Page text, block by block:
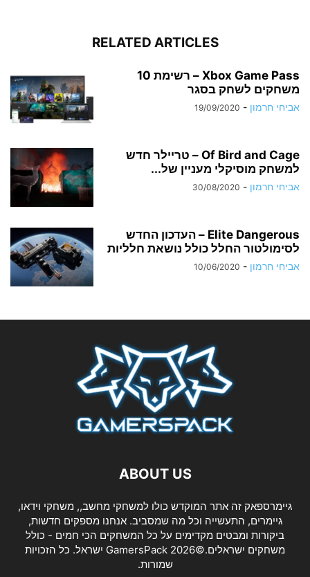
RELATED ARTICLES
Xbox Game Pass – רשימת 10
משחקים לשחק בסגר
אביחי חרמון -
19/09/2020
Of Bird and Cage – טריילר חדש
למשחק מוסיקלי מעניין של...
אביחי חרמון -
30/08/2020
Elite Dangerous – העדכון החדש
לסימולטור החלל כולל נושאת חלליות
אביחי חרמון -
10/06/2020
ABOUT US
גיימרספאק זה אתר המוקדש כולו למשחקי מחשב,, משחקי וידאו,
גיימרים, התעשייה וכל מה שמסביב. אנחנו מספקים חדשות,
ביקורות ומבטים מקדימים על כל המשחקים הכי חמים - כולל
משחקים ישראלים.©2026 GamersPack ישראל. כל הזכויות
שמורות.